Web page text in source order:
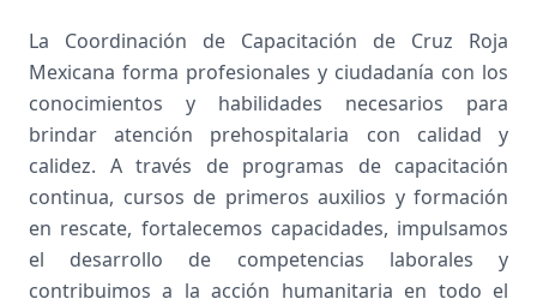
La Coordinación de Capacitación de Cruz Roja
Mexicana forma profesionales y ciudadanía con los
conocimientos y habilidades necesarios para
brindar atención prehospitalaria con calidad y
calidez. A través de programas de capacitación
continua, cursos de primeros auxilios y formación
en rescate, fortalecemos capacidades, impulsamos
el desarrollo de competencias laborales y
contribuimos a la acción humanitaria en todo el